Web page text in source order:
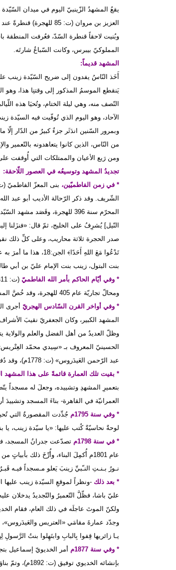
يقعُ المشهدُ الزّينبيّ اليوم في ميدان
العزيز بن مروان (ت:
وبُنيت لاحقاً قنطرة السّدّ، فعُرفت المنطقة
المملوكيّ بيبرس، وكانت السّباعُ شارتَه.
المشهد قديماً:
أَخَذ النّاسُ يفدون إلى ضريح السّيّدة زينب
يَنقطع الموسمُ المذكور إلى وقتنِا هذا، وهو
النّصف منه، وهي ليلة الختام، وتُحيَا هذه
الآحاد، وهو اليوم الذي تُوفّيت فيه السيّدة
وبمرور السّنين اندَثَر جزءٌ كبيرٌ من الدّار
من النّاس، الذين كانوا يتعاهدونه
ومن رَيع الأعيان والممتلكات التي أُوقفت
تجديدُ المشهد وتوسيعُه في العصور اللّاحقة:
* في زمن الفاطميّين،
المحرّم سنة 396 للهجرة،
النّيل] يُشرِفُ على الخليج، ثمّ قال: «فنزَلنا
صدر الحجرة ثلاثة محاريب، وعلى كلِّ ذلك
تَدْعُوا مَعَ اللهِ
بنت البتول، زينب بنت الإمام عليّ بن أبي
* وفي أيّام الحاكم بأمر الله الفاطميّ
ومحالّ تجاريّة عام 405 للهجرة، وقد خُصَّ المشهدُ الزّينبيّ بنصيبٍ وافرٍ من هذه الأوقاف.
* وفي أواخر القرن السّادس الهجريّ
المشهد الكبير، وكان الجعفريّ نقيبَ
وظلّ العديدُ من أهل الفضل والعلم
الحسينيّ المعروف بـ «سِيدي محمّد
عبد الرّحمن العَيدَروس» (ت: 1778م)، وقد دُفن كلاهما أمام المقام الزّينبيّ الطّاهر من الجهة البحريّة.
* بقيت تلك العمارة قائمةً على هذا المشهد
العمرانيّة في القاهرة- بناءَ المسجد وتشييدَ
* وفي سنة 1795م
جُدِّدت المقصورةُ التي
لوحةٌ نحاسيّةٌ كُتب عليها: «يا سيّدة زينب،
* في سنة 1798م
تصدّعت جدرانُ المسجد،
عام 1801م أُكمِلَ البناء، وأُرِّخَ ذلك بأبياتٍ من الشّعر خُطّت على لوحٍ من الرّخام جاء فيها:
نـورُ بـنـتِ النـّبيِّ زينبَ يَعلو مـسجداً فيـه
* بعد ذلك -ونظراً لموقعِ السيّدة زينب
وجدّد عمارةَ مقامَي «العتريس والعَيدَروس»،
يـا زائريها قِفوا بِالبابِ وابتَهِلوا بنتُ
* وفي سنة 1877م
أمر الخديويّ إسماعيل